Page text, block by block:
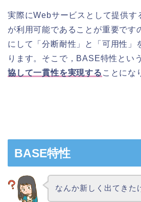
実際にWebサービスとして提供す
が利用可能であることが重要です
にして「分断耐性」と「可用性」
ります。そこで，BASE特性とい
協して一貫性を実現する ことにな
BASE特性
なんか新しく出てきた